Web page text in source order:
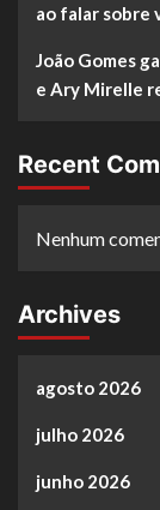
ao falar sobre
João Gomes
e Ary Mirelle
Recent
Nenhum
Archives
agosto 2026
julho 2026
junho 2026